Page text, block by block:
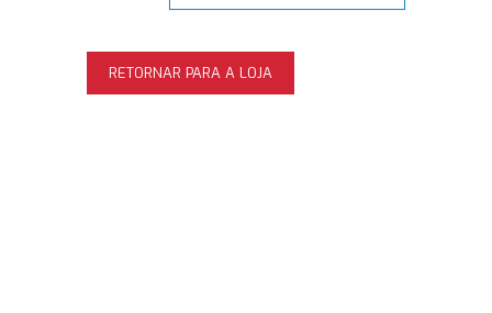
RETORNAR PARA A LOJA